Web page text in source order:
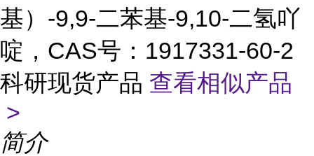
基）-9,9-二苯基-9,10-二氢吖
啶，CAS号：1917331-60-2
科研现货产品 查看相似产品
>
简介